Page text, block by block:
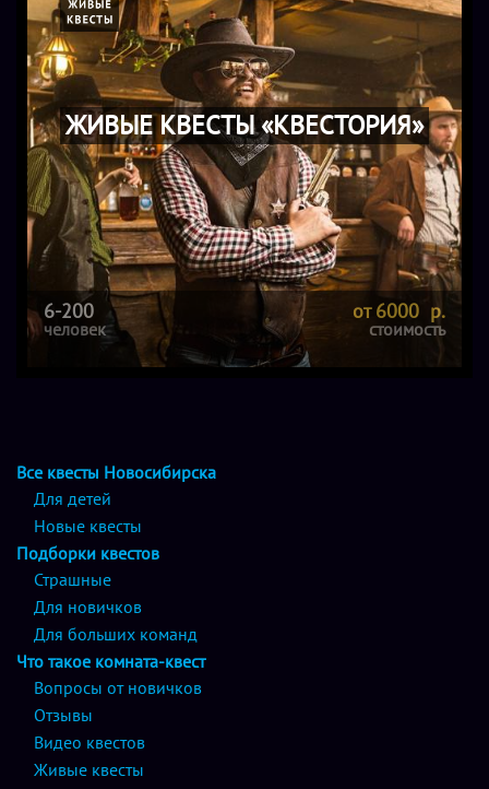
ЖИВЫЕ КВЕСТЫ «КВЕСТОРИЯ»
6-200
человек
от 6000 р.
стоимость
Все квесты Новосибирска
Для детей
Новые квесты
Подборки квестов
Страшные
Для новичков
Для больших команд
Что такое комната-квест
Вопросы от новичков
Отзывы
Видео квестов
Живые квесты